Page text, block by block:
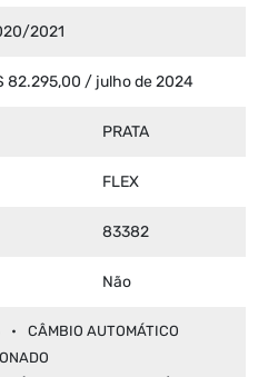
2021
82.295,00 / julho de 2024
PRATA
FLEX
83382
Não
CÂMBIO AUTOMÁTICO